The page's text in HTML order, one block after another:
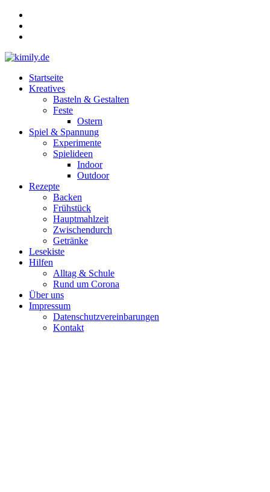
Zum
Inhalt
springen
kimily.de
faMILY
Menü
Startseite
Kreatives
Basteln & Gestalten
Feste
Ostern
Spiel & Spannung
Experimente
Spielideen
Indoor
Outdoor
Rezepte
Backen
Frühstück
Hauptmahlzeit
Zwischendurch
Getränke
Lesekiste
Hilfen
Alltag & Schule
Rund um Corona
Über uns
Impressum
Datenschutzvereinbarungen
Kontakt